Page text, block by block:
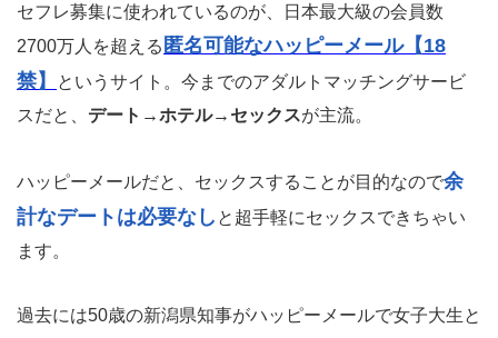
セフレ募集に使われているのが、日本最大級の会員数
2700万人を超える 匿名可能なハッピーメール【18
禁】
というサイト。今までのアダルトマッチングサービ
スだと、 デート→ホテル→セックスが主流。
ハッピーメールだと、セックスすることが目的なので余
計なデートは必要なし と超手軽にセックスできちゃい
ます。
過去には50歳の新潟県知事がハッピーメールで女子大生と